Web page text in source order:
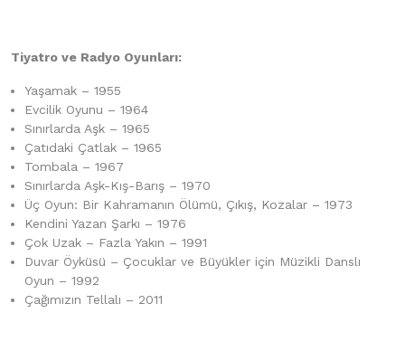
Tiyatro ve Radyo Oyunları:
Yaşamak – 1955
Evcilik Oyunu – 1964
Sınırlarda Aşk – 1965
Çatıdaki Çatlak – 1965
Tombala – 1967
Sınırlarda Aşk-Kış-Barış – 1970
Üç Oyun: Bir Kahramanın Ölümü, Çıkış, Kozalar – 1973
Kendini Yazan Şarkı – 1976
Çok Uzak – Fazla Yakın – 1991
Duvar Öyküsü – Çocuklar ve Büyükler için Müzikli Danslı
Oyun – 1992
Çağımızın Tellalı – 2011